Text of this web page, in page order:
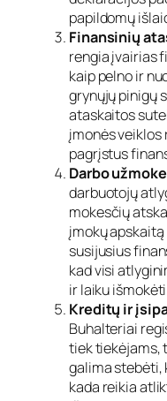
papildomų
Finansinių
rengia įvairias
kaip pelno ir
grynųjų pinigų
ataskaitos
įmonės
pagrįstus
Darbo
darbuotojų
mokesčių
įmokų
susijusius
kad visi
ir laiku
Kreditų ir
Buhalteriai
tiek tiekėjams,
galima stebėti,
kada reikia